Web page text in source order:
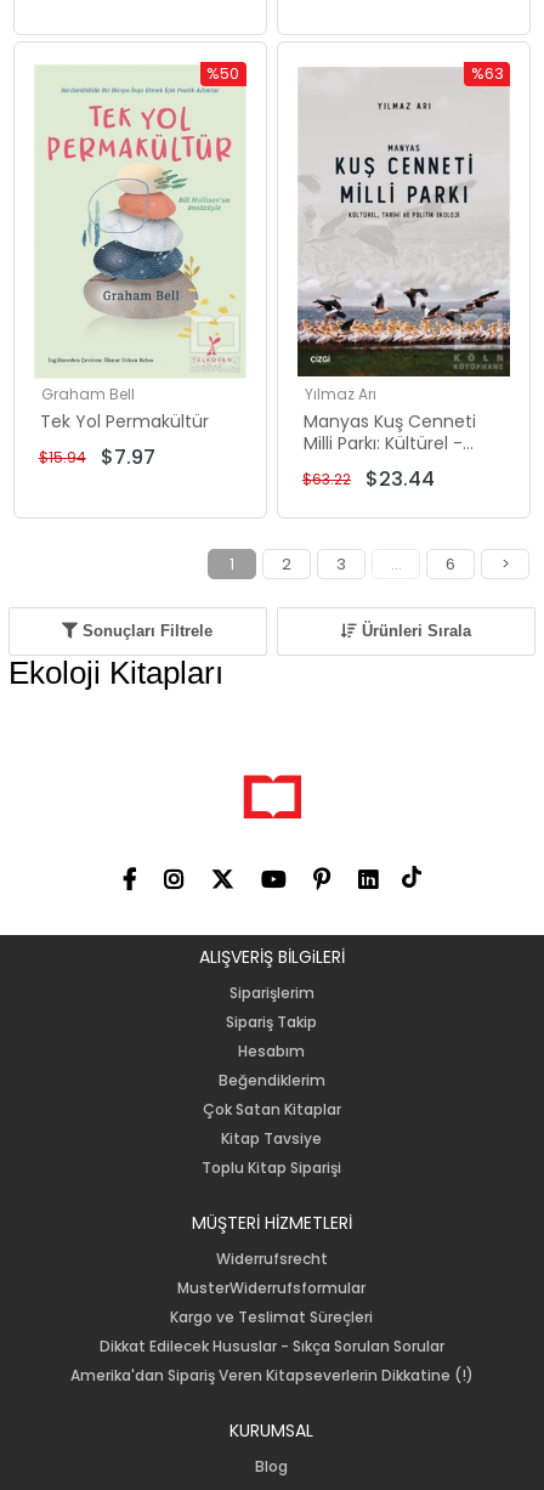
Graham Bell
Tek Yol Permakültür
$7.97
$15.94
%50
İndirim
Yılmaz Arı
Manyas Kuş Cenneti
Milli Parkı: Kültürel -
Tarihi ve Politik Ekoloji
$23.44
$63.22
%63
1 2 3 ... 6 >
Sonuçları Filtrele Ürünleri Sırala
Ekoloji Kitapları
ALIŞVERİŞ BİLGiLERİ
Siparişlerim
Sipariş Takip
Hesabım
Beğendiklerim
Çok Satan Kitaplar
Kitap Tavsiye
Toplu Kitap Siparişi
MÜŞTERİ HİZMETLERİ
Widerrufsrecht
MusterWiderrufsformular
Kargo ve Teslimat Süreçleri
Dikkat Edilecek Hususlar - Sıkça Sorulan Sorular
Amerika'dan Sipariş Veren Kitapseverlerin Dikkatine (!)
KURUMSAL
Blog